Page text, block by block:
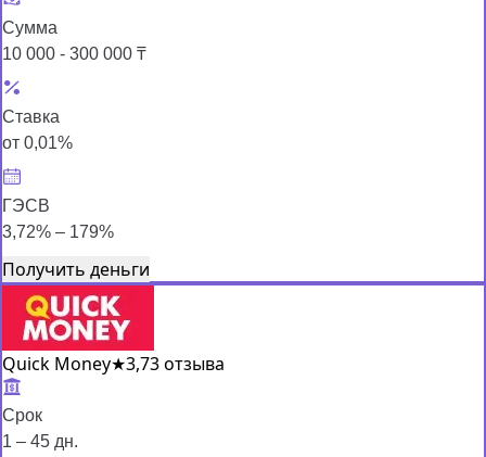
Сумма
10 000 - 300 000 ₸
Ставка
от 0,01%
ГЭСВ
3,72% – 179%
Получить деньги
Quick Money★3,73 отзыва
Срок
1 – 45 дн.